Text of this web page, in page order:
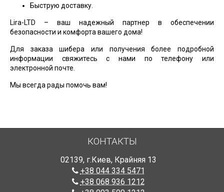
Быструю доставку.
Lira-LTD – ваш надежный партнер в обеспечении
безопасности и комфорта вашего дома!
Для заказа шибера или получения более подробной
информации свяжитесь с нами по телефону или
электронной почте.
Мы всегда рады помочь вам!
КОНТАКТЫ
02139, г.Киев, Крайняя 13
+38 044 334 5471
+38 068 936 1212